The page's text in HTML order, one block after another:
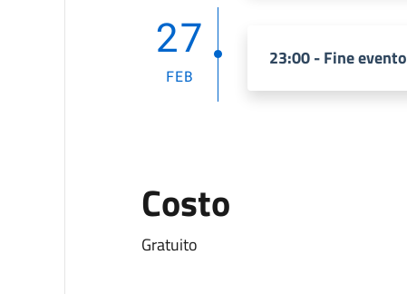
27
FEB
23:00 - Fine evento
Costo
Gratuito